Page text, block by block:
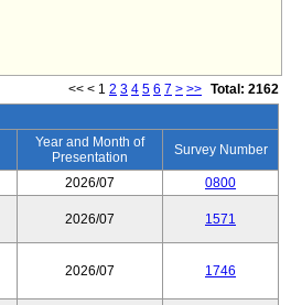
<< < 1 2 3 4 5 6 7 > >> Total: 2162
Year and Month of
Presentation
Survey Number
2026/07 0800
2026/07 1571
2026/07 1746